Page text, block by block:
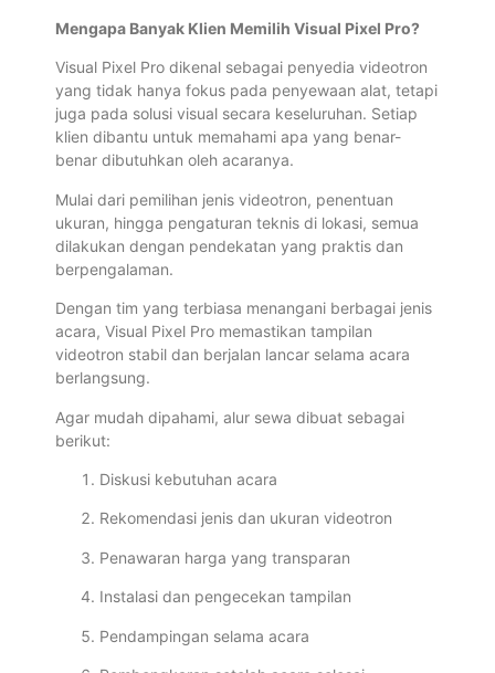
Mengapa Banyak Klien Memilih Visual Pixel Pro?
Visual Pixel Pro dikenal sebagai penyedia videotron
yang tidak hanya fokus pada penyewaan alat, tetapi
juga pada solusi visual secara keseluruhan. Setiap
klien dibantu untuk memahami apa yang benar-
benar dibutuhkan oleh acaranya.
Mulai dari pemilihan jenis videotron, penentuan
ukuran, hingga pengaturan teknis di lokasi, semua
dilakukan dengan pendekatan yang praktis dan
berpengalaman.
Dengan tim yang terbiasa menangani berbagai jenis
acara, Visual Pixel Pro memastikan tampilan
videotron stabil dan berjalan lancar selama acara
berlangsung.
Agar mudah dipahami, alur sewa dibuat sebagai
berikut:
Diskusi kebutuhan acara
Rekomendasi jenis dan ukuran videotron
Penawaran harga yang transparan
Instalasi dan pengecekan tampilan
Pendampingan selama acara